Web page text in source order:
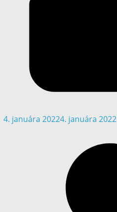
4. januára 20224. januára 2022